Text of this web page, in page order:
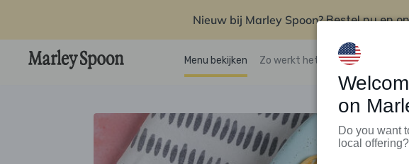
Nieuw bij Marley Spoon?Bestel nu en
Menu bekijken Zo werkt het Klantenservice
on
Do you want
local offering?